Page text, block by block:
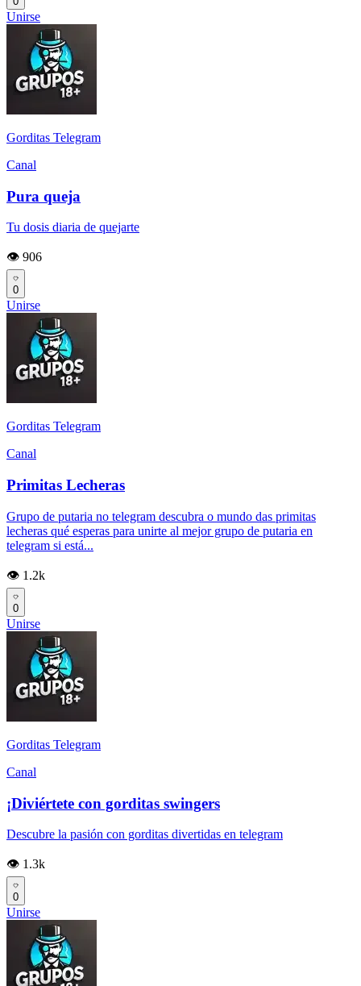
Unirse
Gorditas Telegram
Canal
Pura queja
Tu dosis diaria de quejarte
👁️ 906
0
Unirse
Gorditas Telegram
Canal
Primitas Lecheras
Grupo de putaria no telegram descubra o mundo das primitas
lecheras qué esperas para unirte al mejor grupo de putaria en
telegram si está...
👁️ 1.2k
0
Unirse
Gorditas Telegram
Canal
¡Diviértete con gorditas swingers
Descubre la pasión con gorditas divertidas en telegram
👁️ 1.3k
0
Unirse